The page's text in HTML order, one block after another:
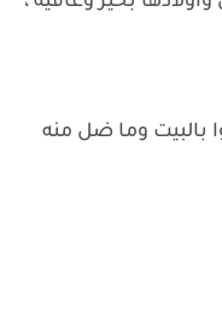
بالبيت وما ضل منه